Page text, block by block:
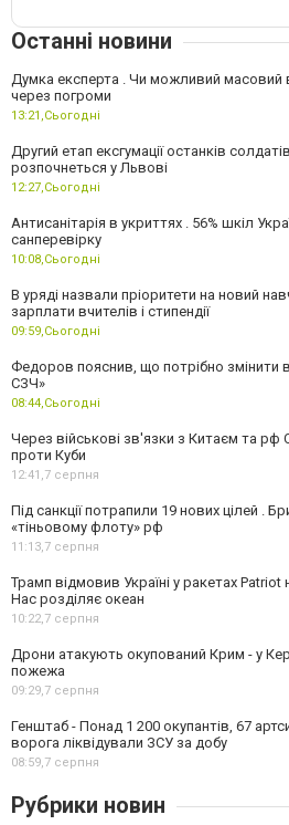
Останні новини
Думка експерта . Чи можливий масовий
через погроми
13:21,Сьогодні
Другий етап ексгумації останків
розпочнеться у Львові
12:27,Сьогодні
Антисанітарія в укриттях . 56% шкіл
санперевірку
10:08,Сьогодні
В уряді назвали пріоритети на новий
зарплати вчителів і стипендії
09:59,Сьогодні
Федоров пояснив, що потрібно змінити в
СЗЧ»
08:44,Сьогодні
Через військові зв'язки з Китаєм та рф
проти Куби
12:41,7 серпня
Під санкції потрапили 19 нових цілей .
«тіньовому флоту» рф
11:13,7 серпня
Трамп відмовив Україні у ракетах Patriot
Нас розділяє океан
10:22,7 серпня
Дрони атакують окупований Крим - у
пожежа
09:29,7 серпня
Генштаб - Понад 1 200 окупантів, 67
ворога ліквідували ЗСУ за добу
08:59,7 серпня
Рубрики новин